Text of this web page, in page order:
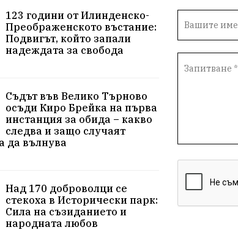
123 години от Илинденско-
Преображенското въстание:
Подвигът, който запали
надеждата за свобода
Съдът във Велико Търново
осъди Киро Брейка на първа
инстанция за обида – какво
следва и защо случаят
да вълнува
Над 170 доброволци се
стекоха в Исторически парк:
Сила на съзиданието и
народната любов